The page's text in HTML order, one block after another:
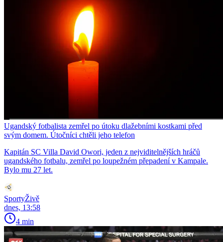
Ugandský fotbalista zemřel po útoku dlažebními kostkami před
svým domem. Útočníci chtěli jeho telefon
Kapitán SC Villa David Owori, jeden z nejviditelnějších hráčů
ugandského fotbalu, zemřel po loupežném přepadení v Kampale.
Bylo mu 27 let.
SportyŽivě
dnes, 13:58
4 min